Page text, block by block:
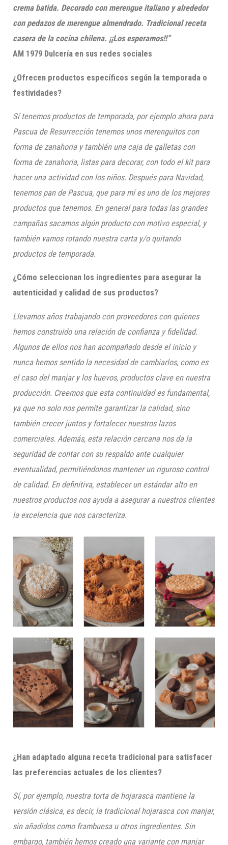
crema batida. Decorado con merengue italiano y alrededor
con pedazos de merengue almendrado. Tradicional receta
casera de la cocina chilena. ¡¡Los esperamos!!”
AM 1979 Dulcería en sus redes sociales
¿Ofrecen productos específicos según la temporada o
festividades?
Sí tenemos productos de temporada, por ejemplo ahora para
Pascua de Resurrección tenemos unos merenguitos con
forma de zanahoria y también una caja de galletas con
forma de zanahoria, listas para decorar, con todo el kit para
hacer una actividad con los niños. Después para Navidad,
tenemos pan de Pascua, que para mí es uno de los mejores
productos que tenemos. En general para todas las grandes
campañas sacamos algún producto con motivo especial, y
también vamos rotando nuestra carta y/o quitando
productos de temporada.
¿Cómo seleccionan los ingredientes para asegurar la
autenticidad y calidad de sus productos?
Llevamos años trabajando con proveedores con quienes
hemos construido una relación de confianza y fidelidad.
Algunos de ellos nos han acompañado desde el inicio y
nunca hemos sentido la necesidad de cambiarlos, como es
el caso del manjar y los huevos, productos clave en nuestra
producción. Creemos que esta continuidad es fundamental,
ya que no solo nos permite garantizar la calidad, sino
también crecer juntos y fortalecer nuestros lazos
comerciales. Además, esta relación cercana nos da la
seguridad de contar con su respaldo ante cualquier
eventualidad, permitiéndonos mantener un riguroso control
de calidad. En definitiva, establecer un estándar alto en
nuestros productos nos ayuda a asegurar a nuestros clientes
la excelencia que nos caracteriza.
¿Han adaptado alguna receta tradicional para satisfacer
las preferencias actuales de los clientes?
Sí, por ejemplo, nuestra torta de hojarasca mantiene la
versión clásica, es decir, la tradicional hojarasca con manjar,
sin añadidos como frambuesa u otros ingredientes. Sin
embargo, también hemos creado una variante con manjar